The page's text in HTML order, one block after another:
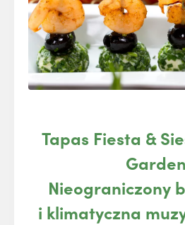
Tapas Fiesta &
Nieograniczony
i klimatyczna